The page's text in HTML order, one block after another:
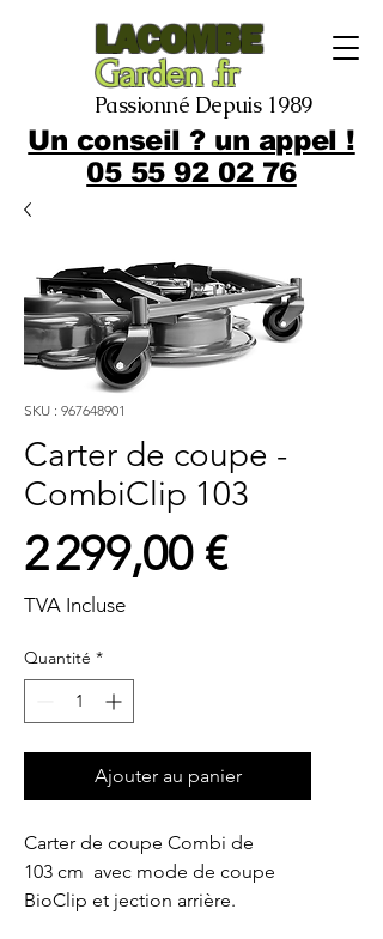
LACOMBE
Garden .fr
Passionné Depuis 1989
Un conseil ? un appel !
05 55 92 02 76
SKU : 967648901
Carter de coupe -
CombiClip 103
2 299,00 €Prix
TVA Incluse
Quantité *
Ajouter au panier
Carter de coupe Combi de
103 cm  avec mode de coupe
BioClip et jection arrière.